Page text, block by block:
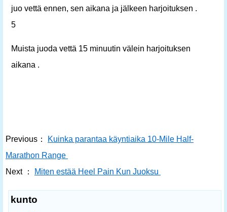
juo vettä ennen, sen aikana ja jälkeen harjoituksen .
5
Muista juoda vettä 15 minuutin välein harjoituksen
aikana .
Previous：
Kuinka parantaa käyntiaika 10-Mile Half-
Marathon Range
Next ：
Miten estää Heel Pain Kun Juoksu
kunto